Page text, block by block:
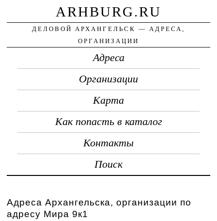
ARHBURG.RU
ДЕЛОВОЙ АРХАНГЕЛЬСК — АДРЕСА,
ОРГАНИЗАЦИИ
Адреса
Организации
Карта
Как попасть в каталог
Контакты
Поиск
Адреса Архангельска, организации по
адресу Мира 9к1